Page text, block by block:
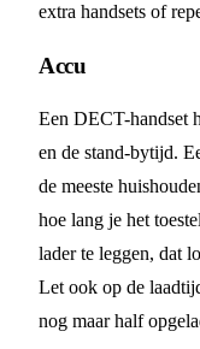
extra handsets of
Accu
Een DECT-handset
en de stand-bytijd.
de meeste
hoe lang je het
lader te leggen, dat
Let ook op de
nog maar half